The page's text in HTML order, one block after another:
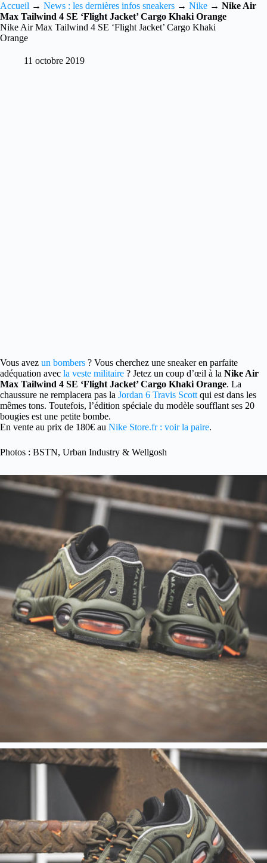
Accueil → News : les dernières infos sneakers → Nike → Nike Air
Max Tailwind 4 SE ‘Flight Jacket’ Cargo Khaki Orange
Nike Air Max Tailwind 4 SE ‘Flight Jacket’ Cargo Khaki
Orange
11 octobre 2019
Vous avez un bombers ? Vous cherchez une sneaker en parfaite
adéquation avec la veste militaire ? Jetez un coup d’œil à la Nike Air
Max Tailwind 4 SE ‘Flight Jacket’ Cargo Khaki Orange. La
chaussure ne remplacera pas la Jordan 6 Travis Scott qui est dans les
mêmes tons. Toutefois, l’édition spéciale du modèle soufflant ses 20
bougies est une petite bombe.
En vente au prix de 180€ au Nike Store.fr : voir la paire.
Photos : BSTN, Urban Industry & Wellgosh